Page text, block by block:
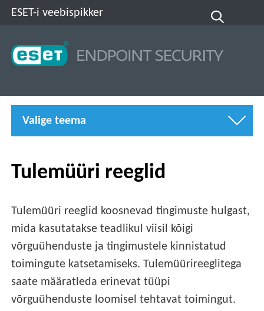
ESET-i veebispikker
Valige teema
Tulemüüri reeglid
Tulemüüri reeglid koosnevad tingimuste hulgast,
mida kasutatakse teadlikul viisil kõigi
võrguühenduste ja tingimustele kinnistatud
toimingute katsetamiseks. Tulemüürireeglitega
saate määratleda erinevat tüüpi
võrguühenduste loomisel tehtavat toimingut.